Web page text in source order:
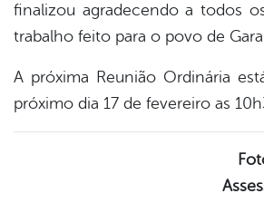
finalizou agradecendo a todos
trabalho feito para o povo de
A próxima Reunião Ordinária
próximo dia 17 de fevereiro as